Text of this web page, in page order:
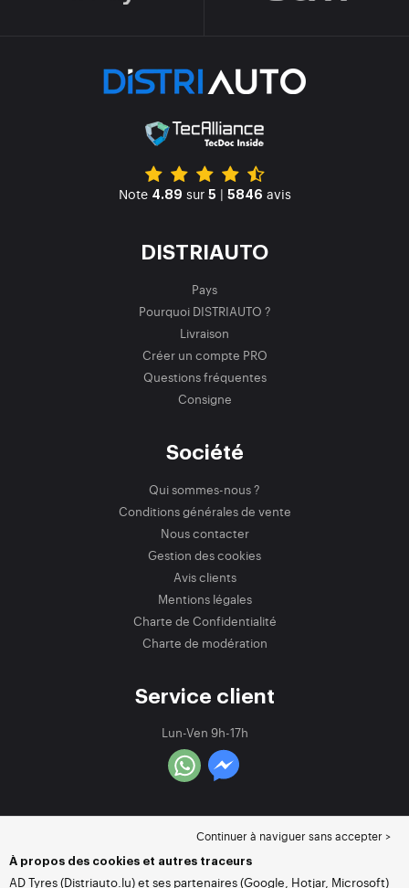
Note 4.89 sur 5 | 5846 avis
DISTRIAUTO
Pays
Pourquoi DISTRIAUTO ?
Livraison
Créer un compte PRO
Questions fréquentes
Consigne
Société
Qui sommes-nous ?
Conditions générales de vente
Nous contacter
Gestion des cookies
Avis clients
Mentions légales
Charte de Confidentialité
Charte de modération
Service client
Lun-Ven 9h-17h
Continuer à naviguer sans accepter >
À propos des cookies et autres traceurs
AD Tyres (Distriauto.lu) et ses partenaires (Google, Hotjar, Microsoft)